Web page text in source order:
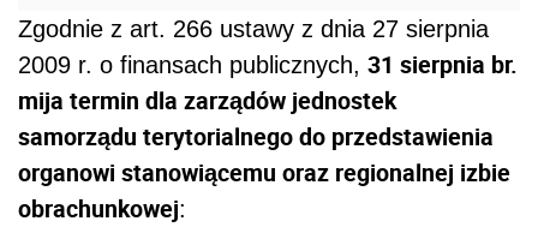
Zgodnie z art. 266 ustawy z dnia 27 sierpnia
2009 r. o finansach publicznych, 31 sierpnia br.
mija termin dla zarządów jednostek
samorządu terytorialnego do przedstawienia
organowi stanowiącemu oraz regionalnej izbie
obrachunkowej: